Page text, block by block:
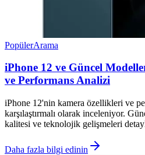
PopülerArama
iPhone 12 ve Güncel
ve Performans Analizi
iPhone 12'nin kamera özellikleri ve
karşılaştırmalı olarak inceleniyor.
kalitesi ve teknolojik gelişmeleri
Daha fazla bilgi edinin